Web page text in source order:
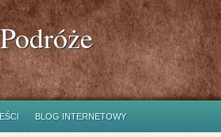
BLOG INTERNETOWY